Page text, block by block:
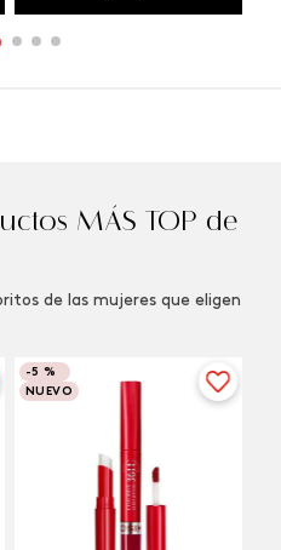
MÁS TOP de
de las mujeres que eligen
-5 %
NUEVO